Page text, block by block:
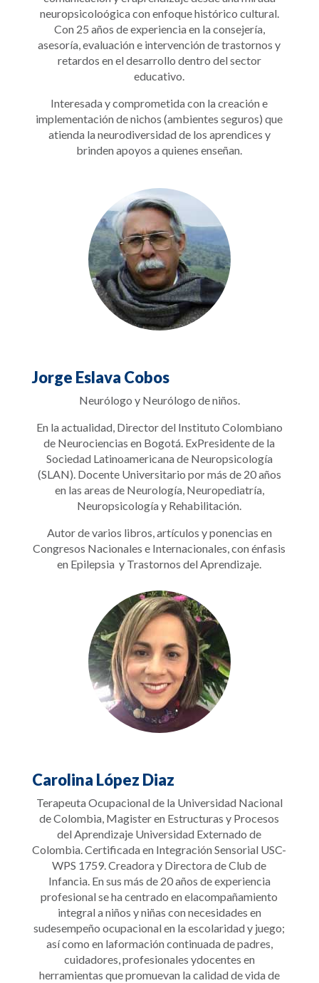
neuropsicoloógica con enfoque histórico cultural.
Con 25 años de experiencia en la consejería,
asesoría, evaluación e intervención de trastornos y
retardos en el desarrollo dentro del sector
educativo.
Interesada y comprometida con la creación e
implementación de nichos (ambientes seguros) que
atienda la neurodiversidad de los aprendices y
brinden apoyos a quienes enseñan.
Jorge Eslava Cobos
Neurólogo y Neurólogo de niños.
En la actualidad, Director del Instituto Colombiano
de Neurociencias en Bogotá. ExPresidente de la
Sociedad Latinoamericana de Neuropsicología
(SLAN). Docente Universitario por más de 20 años
en las areas de Neurología, Neuropediatría,
Neuropsicología y Rehabilitación.
Autor de varios libros, artículos y ponencias en
Congresos Nacionales e Internacionales, con énfasis
en Epilepsia y Trastornos del Aprendizaje.
Carolina López Diaz
Terapeuta Ocupacional de la Universidad Nacional
de Colombia, Magister en Estructuras y Procesos
del Aprendizaje Universidad Externado de
Colombia. Certificada en Integración Sensorial USC-
WPS 1759. Creadora y Directora de Club de
Infancia. En sus más de 20 años de experiencia
profesional se ha centrado en elacompañamiento
integral a niños y niñas con necesidades en
sudesempeño ocupacional en la escolaridad y juego;
así como en laformación continuada de padres,
cuidadores, profesionales ydocentes en
herramientas que promuevan la calidad de vida de